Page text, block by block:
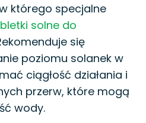
którego specjalne
solne do
się
poziomu solanek w
ciągłość działania i
przerw, które mogą
wody.